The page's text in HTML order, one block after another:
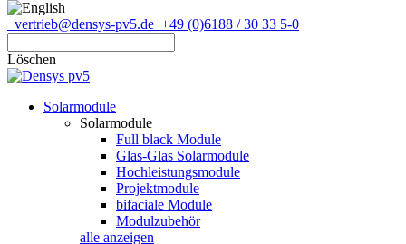
vertrieb@densys-pv5.de +49 (0)6188 / 30 33 5-0
Löschen
Solarmodule
Solarmodule
Full black Module
Glas-Glas Solarmodule
Hochleistungsmodule
Projektmodule
bifaciale Module
Modulzubehör
alle anzeigen